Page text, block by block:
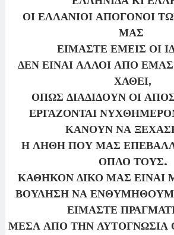
ΟΙ ΕΛΛΑΝΙΟΙ ΑΠΟΓΟΝΟΙ
ΜΑΣ
ΕΙΜΑΣΤΕ ΕΜΕΙΣ ΟΙ
ΔΕΝ ΕΙΝΑΙ ΑΛΛΟΙ ΑΠΟ
ΧΑΘΕΙ,
ΟΠΩΣ ΔΙΑΔΙΔΟΥΝ ΟΙ
ΕΡΓΑΖΟΝΤΑΙ
ΚΑΝΟΥΝ ΝΑ
Η ΛΗΘΗ ΠΟΥ ΜΑΣ
ΟΠΛΟ ΤΟΥΣ.
ΚΑΘΗΚΟΝ ΔΙΚΟ ΜΑΣ ΕΙΝΑΙ
ΒΟΥΛΗΣΗ ΝΑ
ΕΙΜΑΣΤΕ
ΜΕΣΑ ΑΠΟ ΤΗΝ ΑΥΤΟΓΝΩΣΙΑ